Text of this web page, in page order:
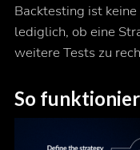
Backtesting ist
lediglich, ob eine
weitere Tests zu
So